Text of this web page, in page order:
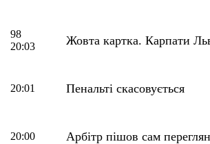
98
20:03
Жовта картка. Карпати
20:01 Пенальті скасовується
20:00 Арбітр пішов сам